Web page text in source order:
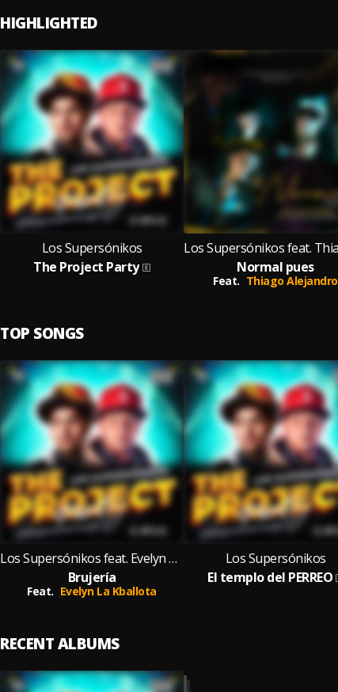
HIGHLIGHTED
Los Supersónikos
The Project Party
Normal pues
Feat. Thiago Alejandro
TOP SONGS
Los Supersónikos feat. Evelyn La Kballota
Brujería
Feat. Evelyn La Kballota
Los Supersónikos
El templo del PERREO
RECENT ALBUMS